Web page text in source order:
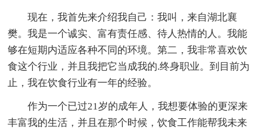
现在，我首先来介绍我自己：我叫，来自湖北襄
樊。我是一个诚实、富有责任感、待人热情的人。我能
够在短期内适应各种不同的环境。第二，我非常喜欢饮
食这个行业，并且我把它当成我的.终身职业。到目前为
止，我在饮食行业有一年的经验。
作为一个已过21岁的成年人，我想要体验的更深来
丰富我的生活，并且在那个时候，饮食工作能帮我未来